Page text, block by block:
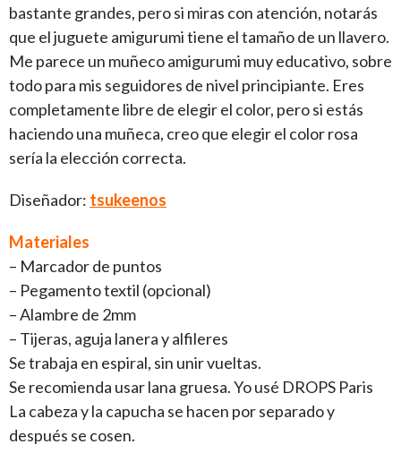
bastante grandes, pero si miras con atención, notarás
que el juguete amigurumi tiene el tamaño de un llavero.
Me parece un muñeco amigurumi muy educativo, sobre
todo para mis seguidores de nivel principiante. Eres
completamente libre de elegir el color, pero si estás
haciendo una muñeca, creo que elegir el color rosa
sería la elección correcta.
Diseñador: tsukeenos
Materiales
– Marcador de puntos
– Pegamento textil (opcional)
– Alambre de 2mm
– Tijeras, aguja lanera y alfileres
Se trabaja en espiral, sin unir vueltas.
Se recomienda usar lana gruesa. Yo usé DROPS Paris
La cabeza y la capucha se hacen por separado y
después se cosen.